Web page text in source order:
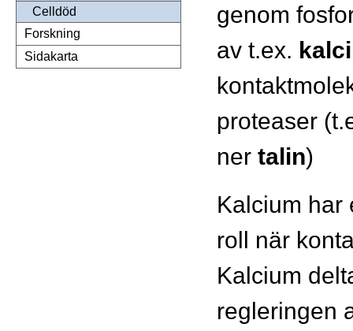
Celldöd
Forskning
Sidakarta
genom
av t.ex.
proteaser
ner talin)
Kalcium har
roll när
Kalcium
regleringen